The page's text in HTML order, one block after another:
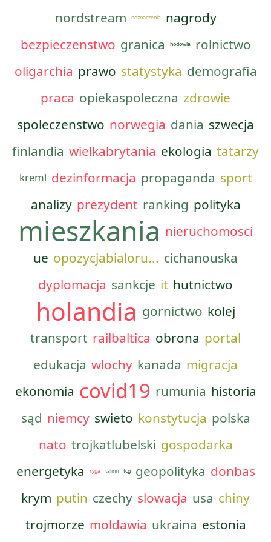
nordstream
odznaczenia
nagrody
bezpieczenstwo granica hodowla
rolnictwo
oligarchia prawo statystyka demografia
praca opiekaspoleczna zdrowie
spoleczenstwo norwegia dania szwecja
finlandia wielkabrytania ekologia tatarzy
kreml dezinformacja propaganda sport
analizy prezydent ranking polityka
mieszkania nieruchomosci
ue opozycjabialoru... cichanouska
dyplomacja sankcje it hutnictwo
holandia gornictwo kolej
transport railbaltica obrona portal
edukacja wlochy kanada migracja
ekonomia covid19 rumunia historia
sąd niemcy swieto konstytucja polska
nato trojkatlubelski gospodarka
energetyka
ryga talinn tcg geopolityka donbas
krym putin czechy slowacja usa chiny
trojmorze moldawia ukraina estonia